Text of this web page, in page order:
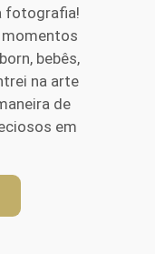
fotografia!
bebês,
na arte
de
em